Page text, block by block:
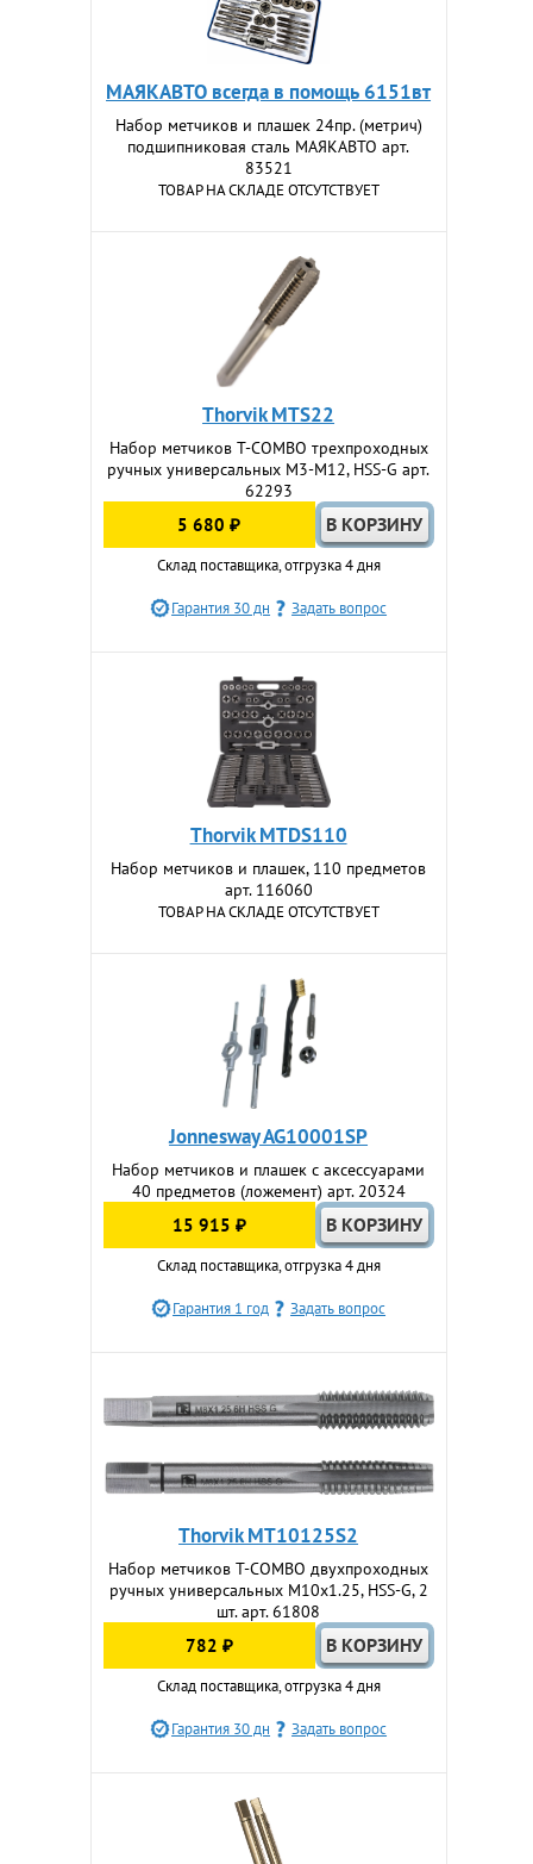
МАЯКАВТО всегда в помощь 6151вт
Набор метчиков и плашек 24пр. (метрич)
подшипниковая сталь МАЯКАВТО арт.
83521
ТОВАР НА СКЛАДЕ ОТСУТСТВУЕТ
Thorvik MTS22
Набор метчиков T-COMBO трехпроходных
ручных универсальных М3-М12, HSS-G арт.
62293
5 680 ₽
Склад поставщика, отгрузка 4 дня
Гарантия 30 дн Задать вопрос
Thorvik MTDS110
Набор метчиков и плашек, 110 предметов
арт. 116060
ТОВАР НА СКЛАДЕ ОТСУТСТВУЕТ
Jonnesway AG10001SP
Набор метчиков и плашек с аксессуарами
40 предметов (ложемент) арт. 20324
15 915 ₽
Склад поставщика, отгрузка 4 дня
Гарантия 1 год Задать вопрос
Thorvik MT10125S2
Набор метчиков T-COMBO двухпроходных
ручных универсальных М10х1.25, HSS-G, 2
шт. арт. 61808
782 ₽
Склад поставщика, отгрузка 4 дня
Гарантия 30 дн Задать вопрос